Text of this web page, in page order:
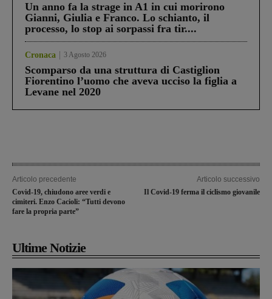
Un anno fa la strage in A1 in cui morirono
Gianni, Giulia e Franco. Lo schianto, il
processo, lo stop ai sorpassi fra tir....
Cronaca 3 Agosto 2026
Scomparso da una struttura di Castiglion
Fiorentino l’uomo che aveva ucciso la figlia a
Levane nel 2020
Articolo precedente
Covid-19, chiudono aree verdi e
cimiteri. Enzo Cacioli: “Tutti devono
fare la propria parte”
Articolo successivo
Il Covid-19 ferma il ciclismo giovanile
Ultime Notizie